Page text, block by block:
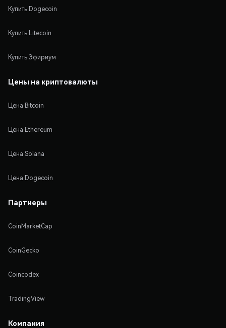
Купить Dogecoin
Купить Litecoin
Купить Эфириум
Цены на криптовалюты
Цена Bitcoin
Цена Ethereum
Цена Solana
Цена Dogecoin
Партнеры
CoinMarketCap
CoinGecko
Coincodex
TradingView
Компания